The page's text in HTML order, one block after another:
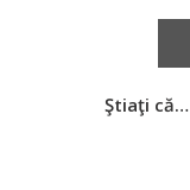
Ştiaţi